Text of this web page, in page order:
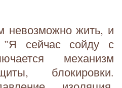
невозможно жить, и
"Я сейчас сойду с
механизм
блокировки.